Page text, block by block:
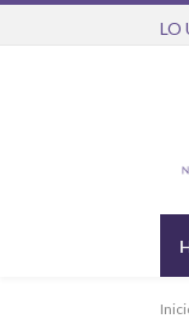
LO